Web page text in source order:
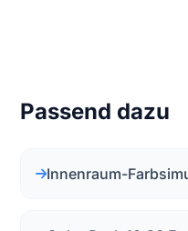
Passend dazu
Innenraum-